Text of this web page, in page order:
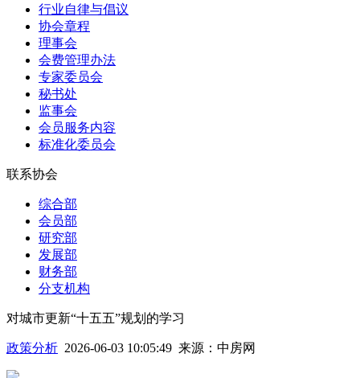
行业自律与倡议
协会章程
理事会
会费管理办法
专家委员会
秘书处
监事会
会员服务内容
标准化委员会
联系协会
综合部
会员部
研究部
发展部
财务部
分支机构
对城市更新“十五五”规划的学习
政策分析 2026-06-03 10:05:49 来源： 中房网